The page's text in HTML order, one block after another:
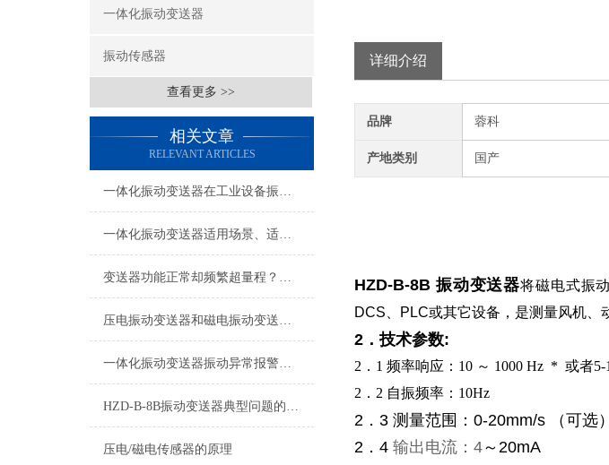
一体化振动变送器
振动传感器
查看更多 >>
相关文章
RELEVANT ARTICLES
一体化振动变送器在工业设备振动监测中的应用技术解析
一体化振动变送器适用场景、适用设备及安装位置详解
变送器功能正常却频繁超量程？电机现场振动问题深度排查指南
压电振动变送器和磁电振动变送器在使用上的区别
一体化振动变送器振动异常报警与预警设置技术指南
HZD-B-8B振动变送器典型问题的快速诊断与应对策略分享
压电/磁电传感器的原理
详细介绍
品牌 蓉科
产地类别 国产
HZD-B-8B 振动变送器将磁电式振
DCS、PLC或其它设备，是测量风机、
2．技术参数:
2．1 频率响应：10 ～ 1000 Hz * 或者5-
2．2 自振频率： 10Hz
2．3 测量范围：0-20mm/s （可选）
2．4 输出电流：4～20mA